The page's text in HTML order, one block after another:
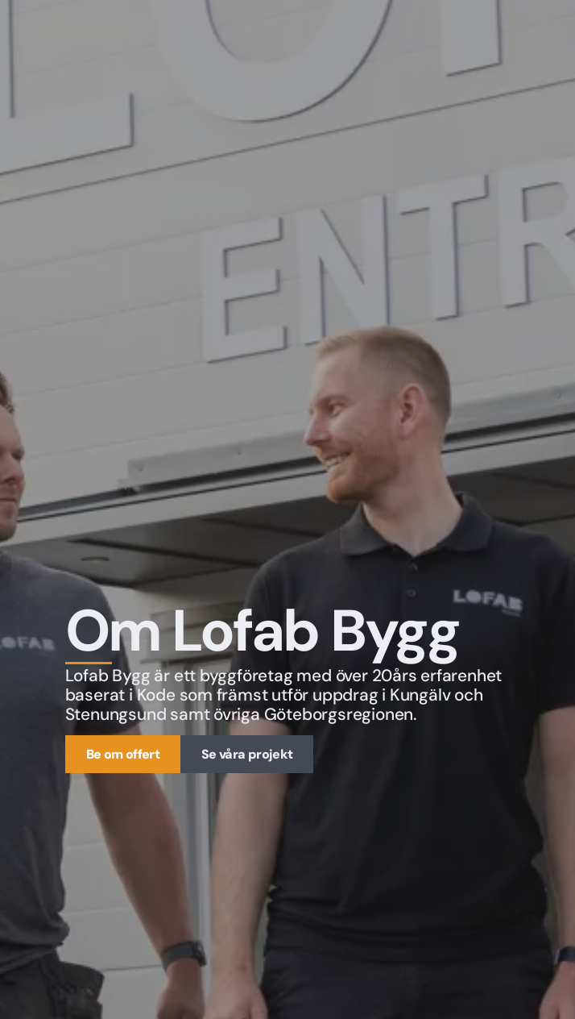
Om Lofab Bygg
Lofab Bygg är ett byggföretag med över 20års erfarenhet
baserat i Kode som främst utför uppdrag i Kungälv och
Stenungsund samt övriga Göteborgsregionen.
Be om offert Se våra projekt